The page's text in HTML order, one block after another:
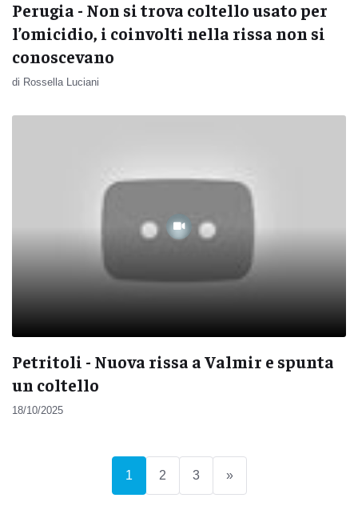
Perugia - Non si trova coltello usato per
l’omicidio, i coinvolti nella rissa non si
conoscevano
di Rossella Luciani
Petritoli - Nuova rissa a Valmir e spunta
un coltello
18/10/2025
1 (current)
2 3 »